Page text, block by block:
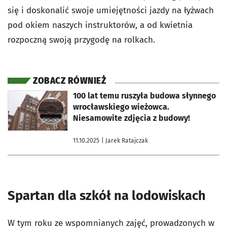
się i doskonalić swoje umiejętności jazdy na łyżwach
pod okiem naszych instruktorów, a od kwietnia
rozpoczną swoją przygodę na rolkach.
ZOBACZ RÓWNIEŻ
100 lat temu ruszyła budowa słynnego
wrocławskiego wieżowca.
Niesamowite zdjęcia z budowy!
11.10.2025 | Jarek Ratajczak
otworzy się w nowej karcie
Spartan dla szkół na lodowiskach
W tym roku ze wspomnianych zajęć, prowadzonych w